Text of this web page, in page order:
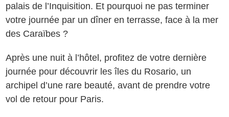
palais de l’Inquisition. Et pourquoi ne pas terminer
votre journée par un dîner en terrasse, face à la mer
des Caraïbes ?
Après une nuit à l’hôtel, profitez de votre dernière
journée pour découvrir les îles du Rosario, un
archipel d’une rare beauté, avant de prendre votre
vol de retour pour Paris.